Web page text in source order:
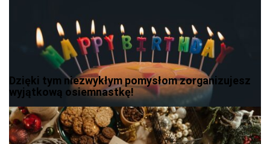
Dzięki tym niezwykłym pomysłom zorganizujesz
wyjątkową osiemnastkę!